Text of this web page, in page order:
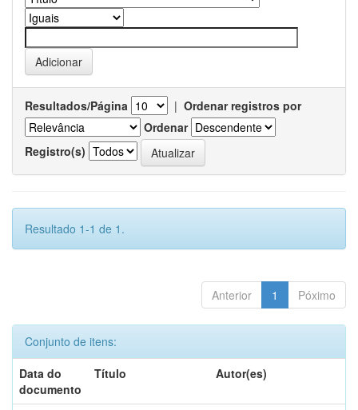
Resultados/Página | Ordenar registros por
Ordenar
Registro(s)
Resultado 1-1 de 1.
Anterior 1 Póximo
Conjunto de itens:
Data do
documento
Título Autor(es)